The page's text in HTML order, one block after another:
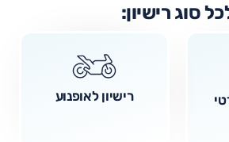
סוג רישיון:
רישיון לאופנוע